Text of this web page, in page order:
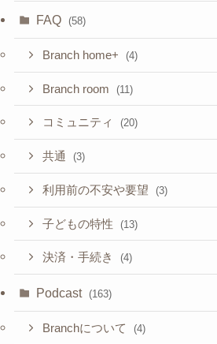
FAQ (58)
Branch home+ (4)
Branch room (11)
コミュニティ (20)
共通 (3)
利用前の不安や要望 (3)
子どもの特性 (13)
決済・手続き (4)
Podcast (163)
Branchについて (4)